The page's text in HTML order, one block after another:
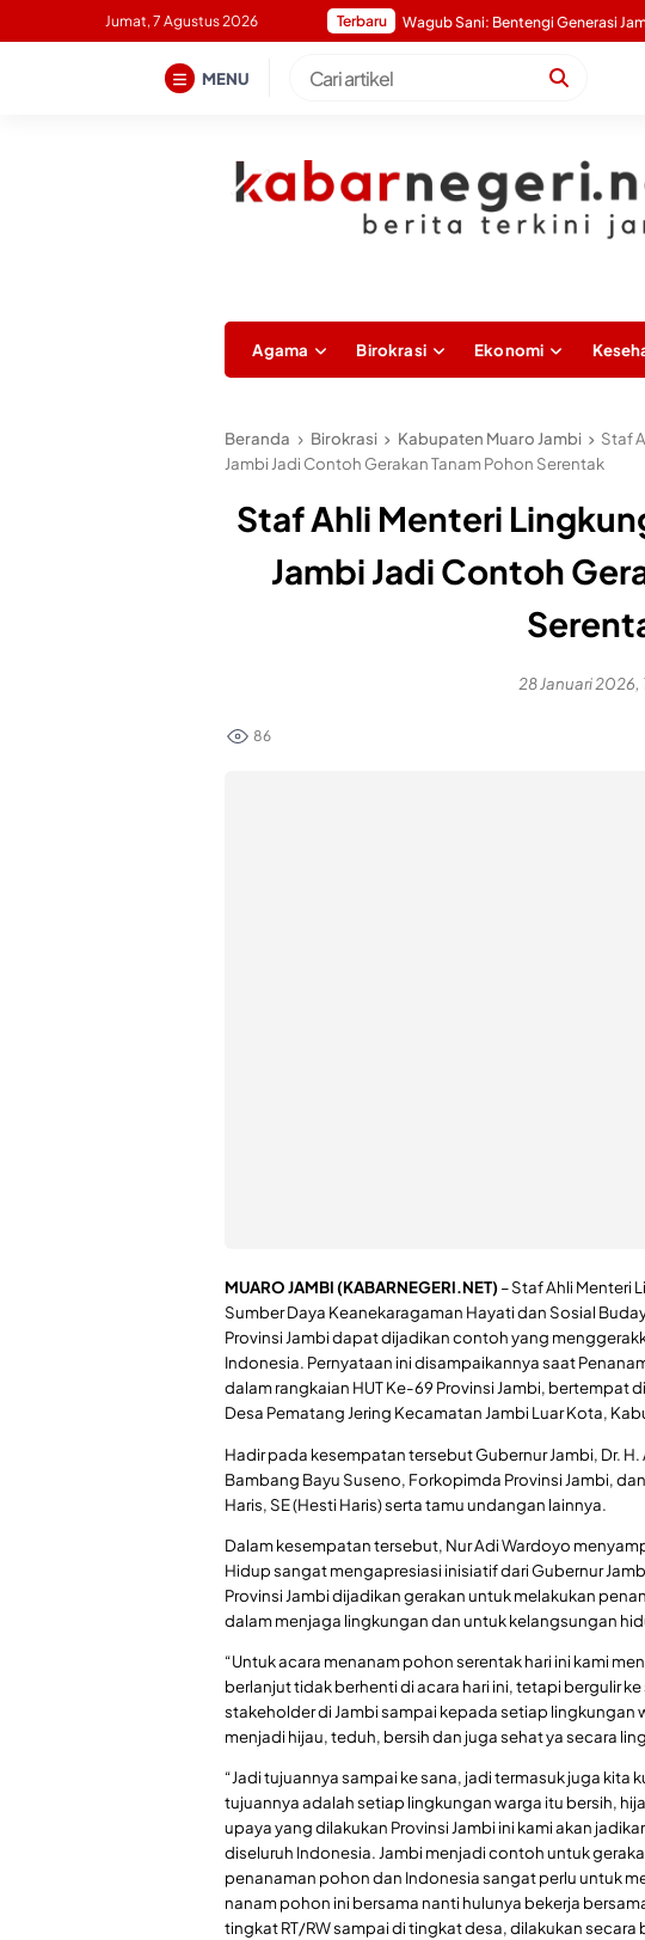
to
Jumat, 7 Agustus 2026 Terbaru
MENU
Agama Birokrasi Ekonomi
Beranda Birokrasi Kabupaten Muaro Jambi
Staf
Jambi Jadi Contoh Gerakan Tanam Pohon Serentak
Staf Ahli Menteri
Jambi Jadi Contoh
28 Januari 2026,
86
MUARO JAMBI (KABARNEGERI.NET)– Staf Ahli Menteri
Sumber Daya Keanekaragaman Hayati dan Sosial
Provinsi Jambi dapat dijadikan contoh yang
Indonesia. Pernyataan ini disampaikannya saat
dalam rangkaian HUT Ke-69 Provinsi Jambi, bertempat
Desa Pematang Jering Kecamatan Jambi Luar Kota,
Hadir pada kesempatan tersebut Gubernur Jambi, Dr. H.
Bambang Bayu Suseno, Forkopimda Provinsi Jambi,
Haris, SE (Hesti Haris) serta tamu undangan lainnya.
Dalam kesempatan tersebut, Nur Adi Wardoyo
Hidup sangat mengapresiasi inisiatif dari Gubernur
Provinsi Jambi dijadikan gerakan untuk melakukan
dalam menjaga lingkungan dan untuk kelangsungan
“Untuk acara menanam pohon serentak hari ini kami
berlanjut tidak berhenti di acara hari ini, tetapi bergulir
stakeholder di Jambi sampai kepada setiap lingkungan
menjadi hijau, teduh, bersih dan juga sehat ya secara
“Jadi tujuannya sampai ke sana, jadi termasuk juga
tujuannya adalah setiap lingkungan warga itu bersih,
upaya yang dilakukan Provinsi Jambi ini kami akan
diseluruh Indonesia. Jambi menjadi contoh untuk
penanaman pohon dan Indonesia sangat perlu untuk
nanam pohon ini bersama nanti hulunya bekerja
tingkat RT/RW sampai di tingkat desa, dilakukan